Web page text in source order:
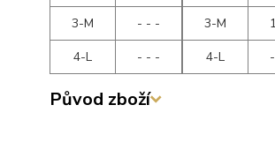
3-M
- - -
4-L
- - -
3-M
4-L
Původ zboží